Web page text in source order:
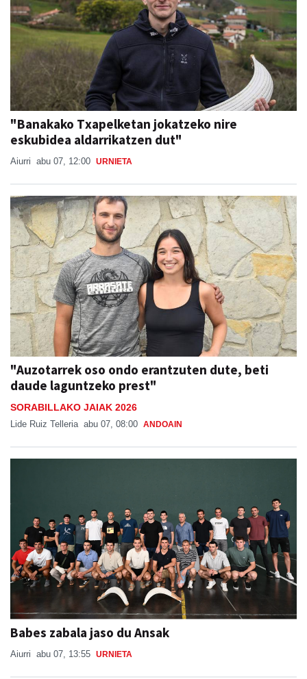
"Banakako Txapelketan jokatzeko nire
eskubidea aldarrikatzen dut"
Aiurri abu 07, 12:00 URNIETA
"Auzotarrek oso ondo erantzuten dute, beti
daude laguntzeko prest"
SORABILLAKO JAIAK 2026
Lide Ruiz Telleria abu 07, 08:00 ANDOAIN
Babes zabala jaso du Ansak
Aiurri abu 07, 13:55 URNIETA